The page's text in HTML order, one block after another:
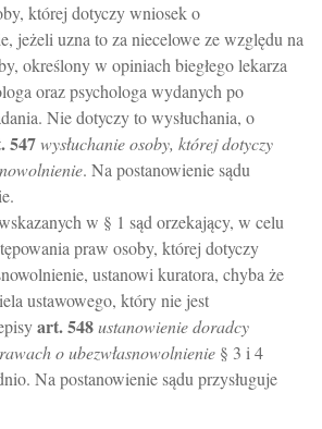
której dotyczy wniosek o
jeżeli uzna to za niecelowe ze względu na
określony w opiniach biegłego lekarza
oraz psychologa wydanych po
Nie dotyczy to wysłuchania, o
547wysłuchanie osoby, której dotyczy
. Na postanowienie sądu
w § 1 sąd orzekający, w celu
praw osoby, której dotyczy
ustanowi kuratora, chyba że
ustawowego, który nie jest
art.548ustanowienie doradcy
o ubezwłasnowolnienie § 3 i 4
Na postanowienie sądu przysługuje